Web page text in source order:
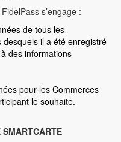
s’engage :
de tous les
il a été enregistré
des informations
pour les Commerces
le souhaite.